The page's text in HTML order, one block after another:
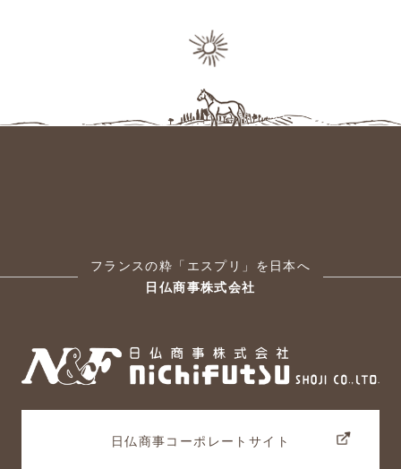
フランスの粋「エスプリ」を日本へ
日仏商事株式会社
日仏商事コーポレートサイト